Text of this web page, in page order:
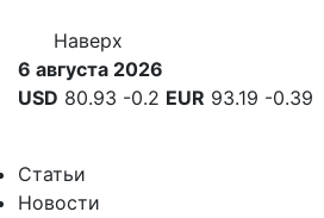
Наверх
6 августа 2026
USD 80.93 -0.2 EUR 93.19 -0.39
Статьи
Новости